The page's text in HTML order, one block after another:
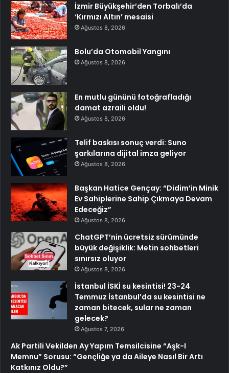
İzmir Büyükşehir’den Torbalı’da
‘Kırmızı Altın’ mesaisi
Ağustos 8, 2026
Bolu’da Otomobil Yangını
Ağustos 8, 2026
En mutlu gününü fotoğrafladığı
damat azraili oldu!
Ağustos 8, 2026
Telif baskısı sonuç verdi: Suno
şarkılarına dijital imza geliyor
Ağustos 8, 2026
Başkan Hatice Gençay: “Didim’in Minik
Ev Sahiplerine Sahip Çıkmaya Devam
Edeceğiz”
Ağustos 8, 2026
ChatGPT’nin ücretsiz sürümünde
büyük değişiklik: Metin sohbetleri
sınırsız oluyor
Ağustos 8, 2026
İstanbul İSKİ su kesintisi! 23-24
Temmuz İstanbul’da su kesintisi ne
zaman bitecek, sular ne zaman
gelecek?
Ağustos 7, 2026
Ak Partili Vekilden Ay Yapım Temsilcisine “Aşk-I
Memnu” Sorusu: “Gençliğe ya da Aileye Nasıl Bir Artı
Katkınız Oldu?”